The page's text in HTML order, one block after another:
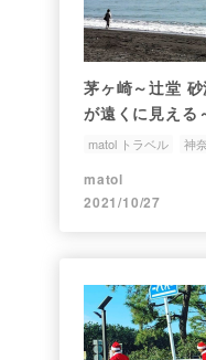
茅ヶ崎～辻堂
が遠くに見える
ト）
matol トラベル 神
スマホで写真
matol
2021/10/27